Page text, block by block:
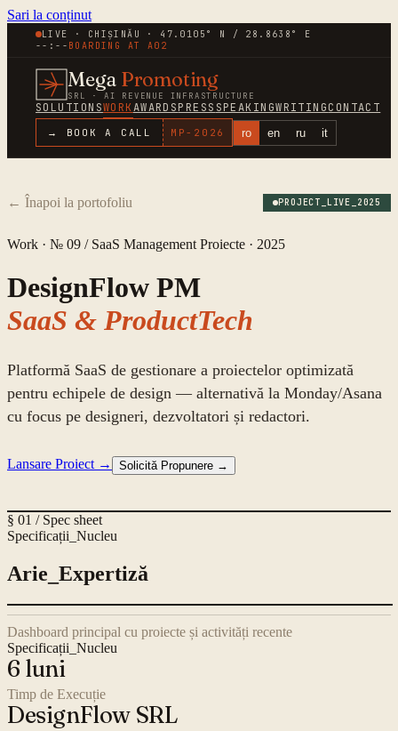
Sari la conținut
LIVE · CHIȘINĂU · 47.0105° N / 28.8638° E
--:-- BOARDING AT A02
Mega Promoting
SRL · AI REVENUE INFRASTRUCTURE
SOLUTIONSWORKAWARDSPRESS SPEAKINGWRITINGCONTACT
→ BOOK A CALL MP- 2026 ro en ru it
← Înapoi la portofoliu PROJECT_LIVE_ 2025
Work · № 09 / SaaS Management Proiecte · 2025
DesignFlow PM
SaaS & ProductTech
Platformă SaaS de gestionare a proiectelor optimizată
pentru echipele de design — alternativă la Monday/Asana
cu focus pe designeri, dezvoltatori și redactori.
Lansare Proiect → Solicită Propunere →
§ 01 / Spec sheet
Specificații_Nucleu
Arie_Expertiză
Dashboard principal cu proiecte și activități recente
Specificații_Nucleu
6 luni
Timp de Execuție
DesignFlow SRL